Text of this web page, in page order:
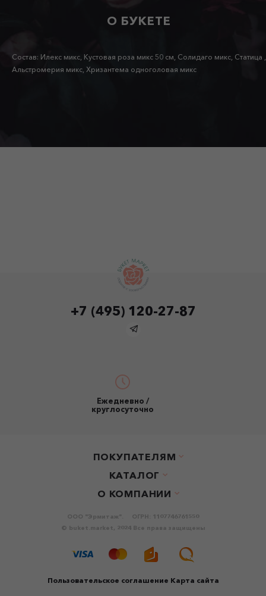
О БУКЕТЕ
Состав: Илекс микс, Кустовая роза микс 50 см, Солидаго микс, Статица ,
Альстромерия микс, Хризантема одноголовая микс
+7 (495) 120-27-87
Ежедневно /
круглосуточно
ПОКУПАТЕЛЯМ
КАТАЛОГ
О КОМПАНИИ
Пользовательское соглашение Карта сайта
ООО "Эрмитаж".
ОГРН: 1107746761550
© buket.market, 2024 Все права защищены